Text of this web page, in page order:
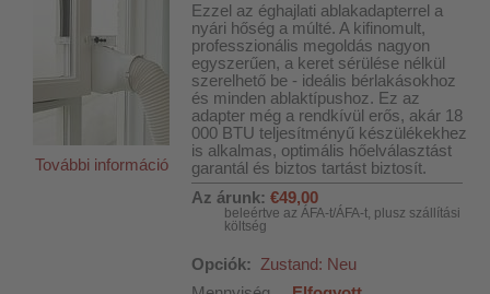
További információ
Ezzel az éghajlati ablakadapterrel a
nyári hőség a múlté. A kifinomult,
professzionális megoldás nagyon
egyszerűen, a keret sérülése nélkül
szerelhető be - ideális bérlakásokhoz
és minden ablaktípushoz. Ez az
adapter még a rendkívül erős, akár 18
000 BTU teljesítményű készülékekhez
is alkalmas, optimális hőelválasztást
garantál és biztos tartást biztosít.
Az árunk: €49,00
beleértve az ÁFA-t/ÁFA-t, plusz szállítási
költség
Opciók:
Zustand: Neu